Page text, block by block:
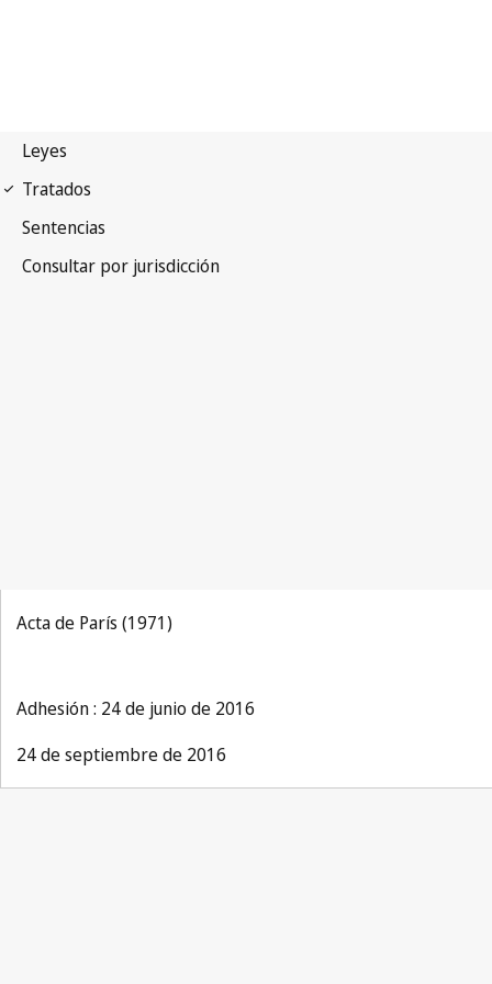
Acta de París (1971)
Adhesión : 24 de junio de 2016
24 de septiembre de 2016